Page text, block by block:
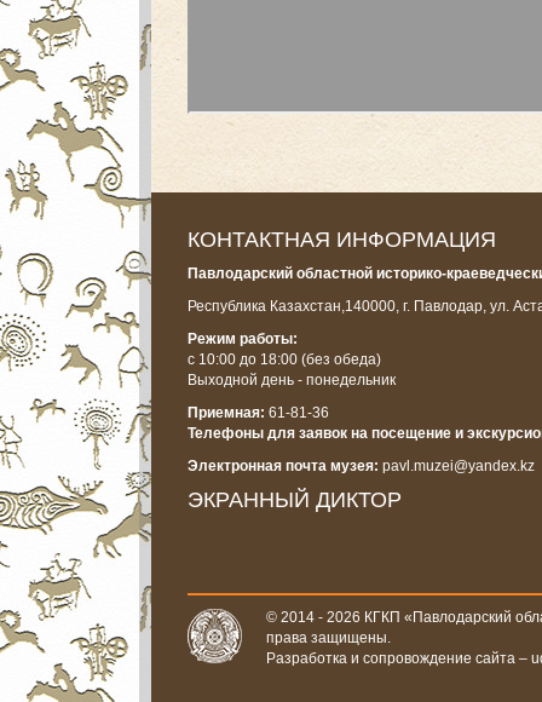
КОНТАКТНАЯ ИНФОРМАЦИЯ
Павлодарский областной историко-
Республика Казахстан,140000, г. Павлодар, ул.
Режим работы:
с 10:00 до 18:00 (без обеда)
Выходной день - понедельник
Приемная: 61-81-36
Телефоны для заявок на посещение и
Электронная почта музея: pavl.muzei@yandex.kz
ЭКРАННЫЙ ДИКТОР
© 2014 - 2026 КГКП «Павлодарский
права защищены.
Разработка и сопровождение сайта –